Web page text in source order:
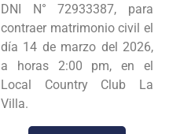
DNI N° 72933387, para
contraer matrimonio civil el
día 14 de marzo del 2026,
a horas 2:00 pm, en el
Local Country Club La
Villa.